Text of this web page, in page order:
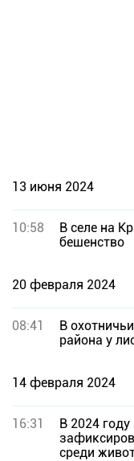
13 июня 2024
10:58
В селе на
бешенство
20 февраля 2024
08:41
В
района у
14 февраля 2024
16:31
В 2024
среди